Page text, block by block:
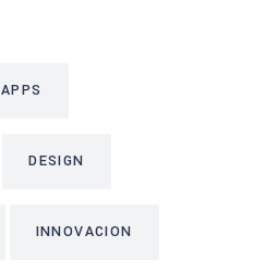
APPS
DESIGN
INNOVACION